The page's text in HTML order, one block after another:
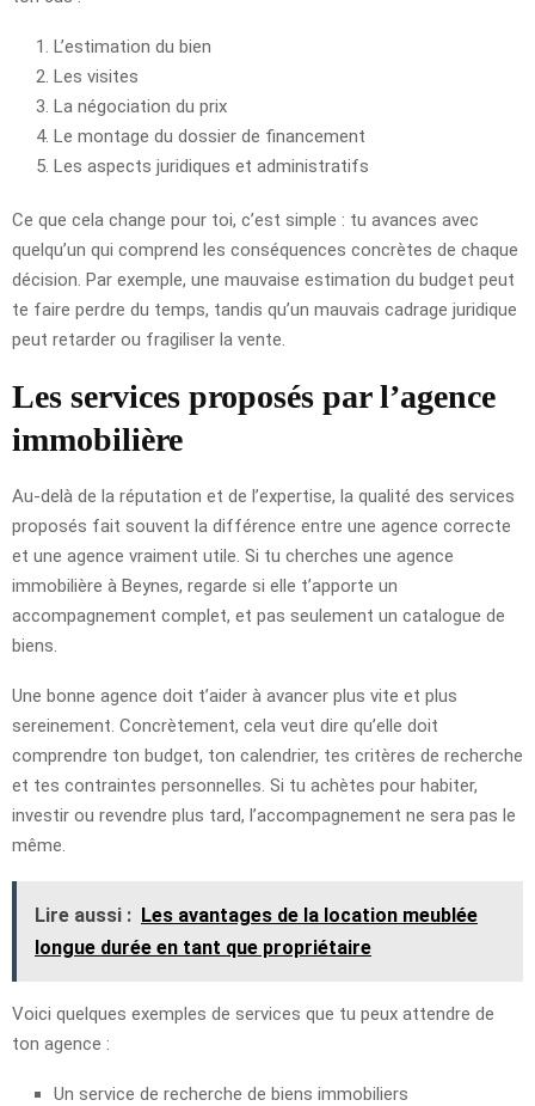
L’estimation du bien
Les visites
La négociation du prix
Le montage du dossier de financement
Les aspects juridiques et administratifs
Ce que cela change pour toi, c’est simple : tu avances avec
quelqu’un qui comprend les conséquences concrètes de chaque
décision. Par exemple, une mauvaise estimation du budget peut
te faire perdre du temps, tandis qu’un mauvais cadrage juridique
peut retarder ou fragiliser la vente.
Les services proposés par l’agence
immobilière
Au-delà de la réputation et de l’expertise, la qualité des services
proposés fait souvent la différence entre une agence correcte
et une agence vraiment utile. Si tu cherches une agence
immobilière à Beynes, regarde si elle t’apporte un
accompagnement complet, et pas seulement un catalogue de
biens.
Une bonne agence doit t’aider à avancer plus vite et plus
sereinement. Concrètement, cela veut dire qu’elle doit
comprendre ton budget, ton calendrier, tes critères de recherche
et tes contraintes personnelles. Si tu achètes pour habiter,
investir ou revendre plus tard, l’accompagnement ne sera pas le
même.
Lire aussi : Les avantages de la location meublée
longue durée en tant que propriétaire
Voici quelques exemples de services que tu peux attendre de
ton agence :
Un service de recherche de biens immobiliers